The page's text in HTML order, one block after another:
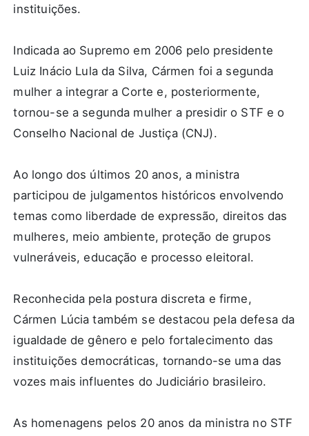
instituições.
Indicada ao Supremo em 2006 pelo presidente
Luiz Inácio Lula da Silva, Cármen foi a segunda
mulher a integrar a Corte e, posteriormente,
tornou-se a segunda mulher a presidir o STF e o
Conselho Nacional de Justiça (CNJ).
Ao longo dos últimos 20 anos, a ministra
participou de julgamentos históricos envolvendo
temas como liberdade de expressão, direitos das
mulheres, meio ambiente, proteção de grupos
vulneráveis, educação e processo eleitoral.
Reconhecida pela postura discreta e firme,
Cármen Lúcia também se destacou pela defesa da
igualdade de gênero e pelo fortalecimento das
instituições democráticas, tornando-se uma das
vozes mais influentes do Judiciário brasileiro.
As homenagens pelos 20 anos da ministra no STF